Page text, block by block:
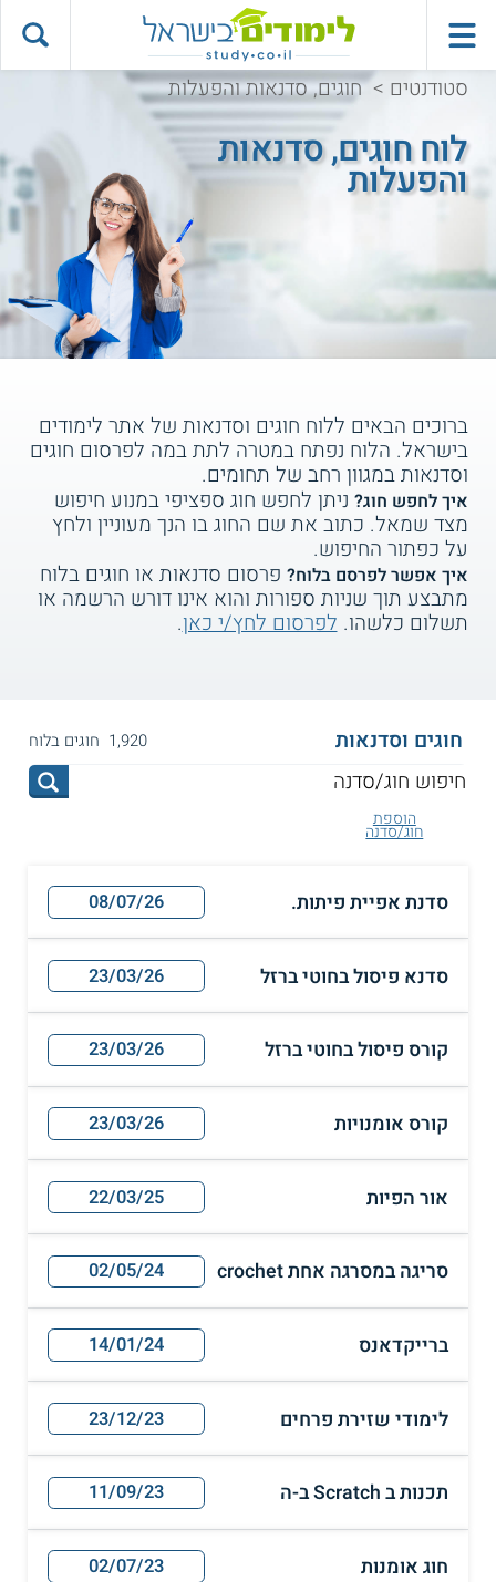
סטודנטים >חוגים, סדנאות והפעלות
לוח חוגים, סדנאות
והפעלות
ברוכים הבאים ללוח חוגים וסדנאות של אתר לימודים
בישראל. הלוח נפתח במטרה לתת במה לפרסום חוגים
וסדנאות במגוון רחב של תחומים.
איך לחפש חוג? ניתן לחפש חוג ספציפי במנוע חיפוש
מצד שמאל. כתוב את שם החוג בו הנך מעוניין ולחץ
על כפתור החיפוש.
איך אפשר לפרסם בלוח? פרסום סדנאות או חוגים בלוח
מתבצע תוך שניות ספורות והוא אינו דורש הרשמה או
תשלום כלשהו. לפרסום לחץ/י כאן.
חוגים וסדנאות 1,920 חוגים בלוח
הוספת
חוג/סדנה
סדנת אפיית פיתות. 08/07/26
סדנא פיסול בחוטי ברזל 23/03/26
קורס פיסול בחוטי ברזל 23/03/26
קורס אומנויות 23/03/26
אור הפיות 22/03/25
סריגה במסרגה אחת crochet 02/05/24
ברייקדאנס 14/01/24
לימודי שזירת פרחים 23/12/23
תכנות ב Scratch ב-ה 11/09/23
חוג אומנות 02/07/23